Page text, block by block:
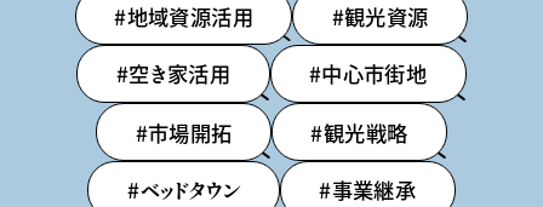
#地域資源活用
#観光資源
#空き家活用
#中心市街地
#市場開拓
#観光戦略
#ベッドタウン
#事業継承